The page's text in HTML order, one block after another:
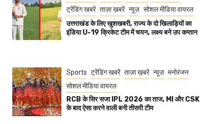
ट्रेंडिंग खबरें ताज़ा ख़बरें न्यूज़ सोशल मीडिया वायरल
उत्तराखंड के लिए खुशखबरी, राज्य के दो खिलाड़ियों का
इंडिया U-19 क्रिकेट टीम में चयन, लक्ष्य बने उप कप्तान
Sports ट्रेंडिंग खबरें ताज़ा ख़बरें न्यूज़ मनोरंजन
सोशल मीडिया वायरल
RCB के सिर सजा IPL 2026 का ताज, MI और CSK
के बाद ऐसा करने वाली बनी तीसरी टीम